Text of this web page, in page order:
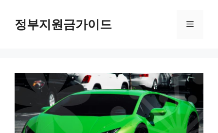
정부지원금가이드 메